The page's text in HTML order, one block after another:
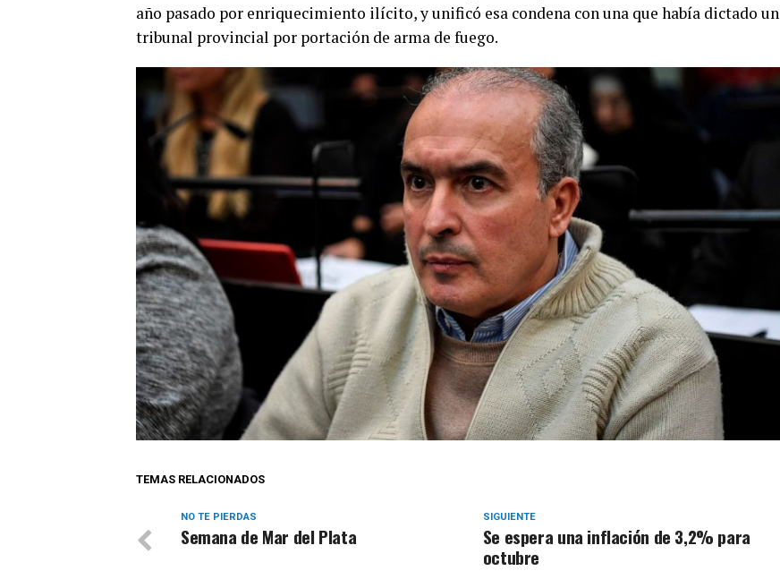
año pasado por enriquecimiento ilícito, y unificó esa condena con una que había dictado un
tribunal provincial por portación de arma de fuego.
TEMAS RELACIONADOS
SIGUIENTE
Se espera una inflación de 3,2% para
octubre
NO TE PIERDAS
Semana de Mar del Plata